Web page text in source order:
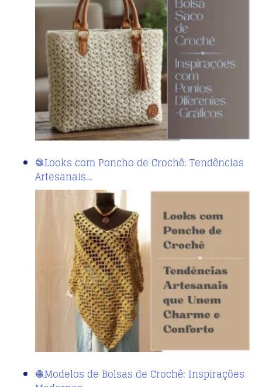
🧶Looks com Poncho de Crochê: Tendências
Artesanais…
🧶Modelos de Bolsas de Crochê: Inspirações